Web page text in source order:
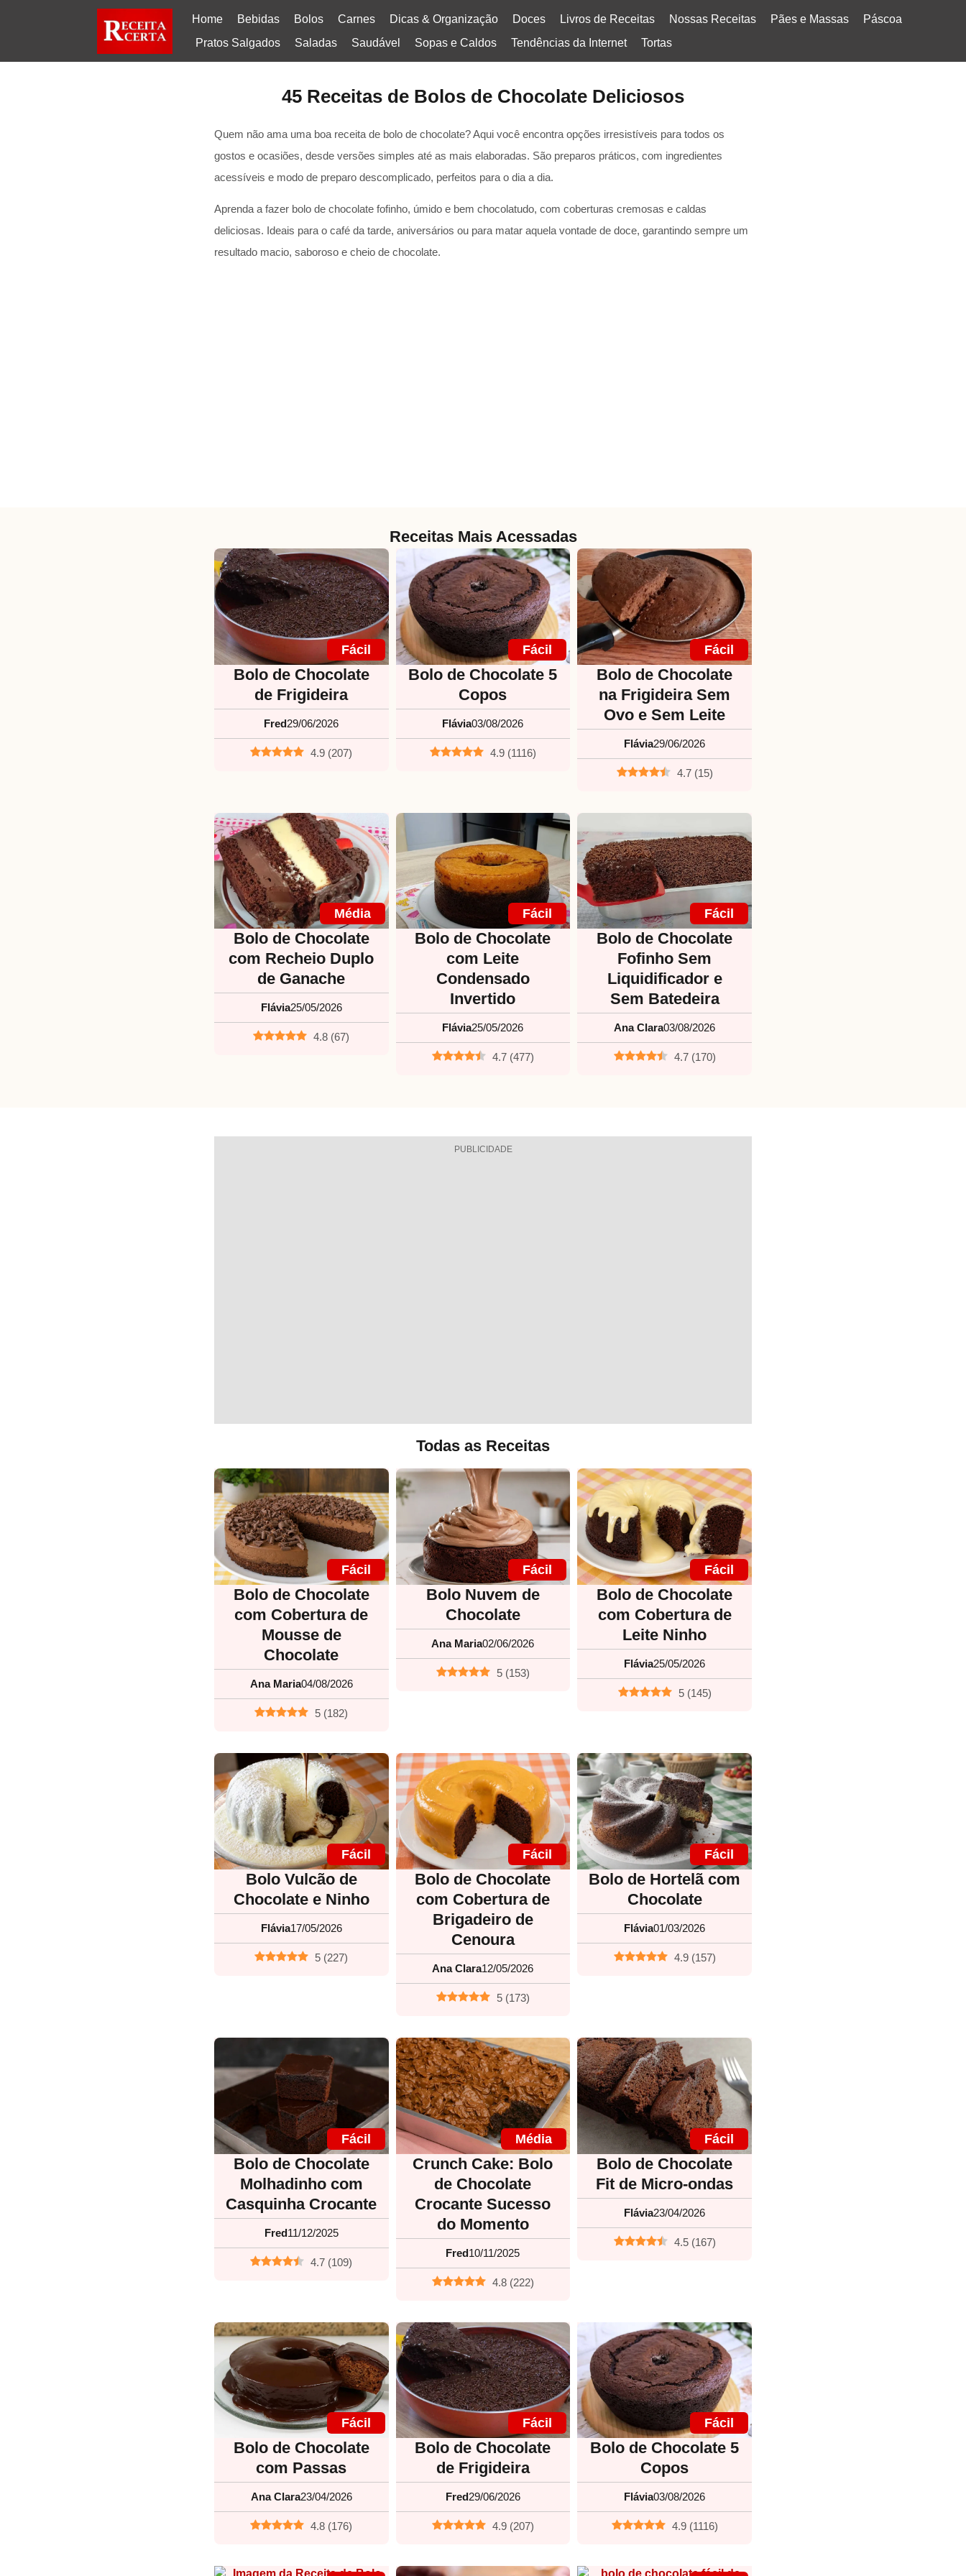
Home Bebidas Bolos Carnes Dicas & Organização Doces Livros de Receitas Nossas Receitas Pães e Massas
Páscoa
Pratos Salgados
Saladas Saudável Sopas e Caldos Tendências da Internet Tortas
45 Receitas de Bolos de Chocolate Deliciosos
Quem não ama uma boa receita de bolo de chocolate? Aqui você encontra opções irresistíveis para todos os
gostos e ocasiões, desde versões simples até as mais elaboradas. São preparos práticos, com ingredientes
acessíveis e modo de preparo descomplicado, perfeitos para o dia a dia.
Aprenda a fazer bolo de chocolate fofinho, úmido e bem chocolatudo, com coberturas cremosas e caldas
deliciosas. Ideais para o café da tarde, aniversários ou para matar aquela vontade de doce, garantindo sempre um
resultado macio, saboroso e cheio de chocolate.
Receitas Mais Acessadas
Fácil
Bolo de Chocolate
de Frigideira
Fred29/06/2026
4.9 (207)
Fácil
Bolo de Chocolate 5
Copos
Flávia03/08/2026
4.9 (1116)
Fácil
Bolo de Chocolate
na Frigideira Sem
Ovo e Sem Leite
Flávia29/06/2026
4.7 (15)
Média
Bolo de Chocolate
com Recheio Duplo
de Ganache
Flávia25/05/2026
4.8 (67)
Fácil
Bolo de Chocolate
com Leite
Condensado
Invertido
Flávia25/05/2026
4.7 (477)
Fácil
Bolo de Chocolate
Fofinho Sem
Liquidificador e
Sem Batedeira
Ana Clara03/08/2026
4.7 (170)
PUBLICIDADE
Todas as Receitas
Fácil
Bolo de Chocolate
com Cobertura de
Mousse de
Chocolate
Ana Maria04/08/2026
5 (182)
Fácil
Bolo Nuvem de
Chocolate
Ana Maria02/06/2026
5 (153)
Fácil
Bolo de Chocolate
com Cobertura de
Leite Ninho
Flávia25/05/2026
5 (145)
Fácil
Bolo Vulcão de
Chocolate e Ninho
Flávia17/05/2026
5 (227)
Fácil
Bolo de Chocolate
com Cobertura de
Brigadeiro de
Cenoura
Ana Clara12/05/2026
5 (173)
Fácil
Bolo de Hortelã com
Chocolate
Flávia01/03/2026
4.9 (157)
Fácil
Bolo de Chocolate
Molhadinho com
Casquinha Crocante
Fred11/12/2025
4.7 (109)
Média
Crunch Cake: Bolo
de Chocolate
Crocante Sucesso
do Momento
Fred10/11/2025
4.8 (222)
Fácil
Bolo de Chocolate
Fit de Micro-ondas
Flávia23/04/2026
4.5 (167)
Fácil
Bolo de Chocolate
com Passas
Ana Clara23/04/2026
4.8 (176)
Fácil
Bolo de Chocolate
de Frigideira
Fred29/06/2026
4.9 (207)
Fácil
Bolo de Chocolate 5
Copos
Flávia03/08/2026
4.9 (1116)